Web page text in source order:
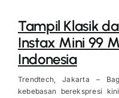
Tampil Klasik
Instax Mini 99
Indonesia
Trendtech, Jakarta –
kebebasan berekspresi